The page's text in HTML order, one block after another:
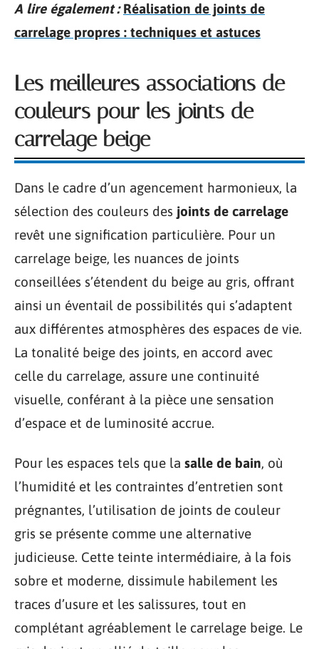
A lire également : Réalisation de joints de
carrelage propres : techniques et astuces
Les meilleures associations de
couleurs pour les joints de
carrelage beige
Dans le cadre d’un agencement harmonieux, la
sélection des couleurs des joints de carrelage
revêt une signification particulière. Pour un
carrelage beige, les nuances de joints
conseillées s’étendent du beige au gris, offrant
ainsi un éventail de possibilités qui s’adaptent
aux différentes atmosphères des espaces de vie.
La tonalité beige des joints, en accord avec
celle du carrelage, assure une continuité
visuelle, conférant à la pièce une sensation
d’espace et de luminosité accrue.
Pour les espaces tels que la salle de bain, où
l’humidité et les contraintes d’entretien sont
prégnantes, l’utilisation de joints de couleur
gris se présente comme une alternative
judicieuse. Cette teinte intermédiaire, à la fois
sobre et moderne, dissimule habilement les
traces d’usure et les salissures, tout en
complétant agréablement le carrelage beige. Le